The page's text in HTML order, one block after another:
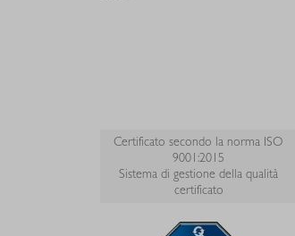
Certificato secondo la norma ISO
9001:2015
Sistema di gestione della qualità
certificato